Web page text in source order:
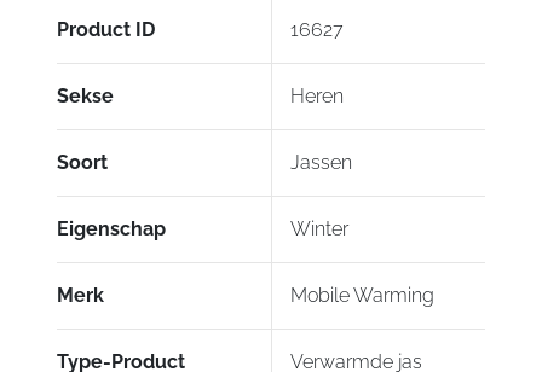
Product ID 16627
Sekse Heren
Soort Jassen
Eigenschap Winter
Merk Mobile Warming
Type-Product
Verwarmde jas